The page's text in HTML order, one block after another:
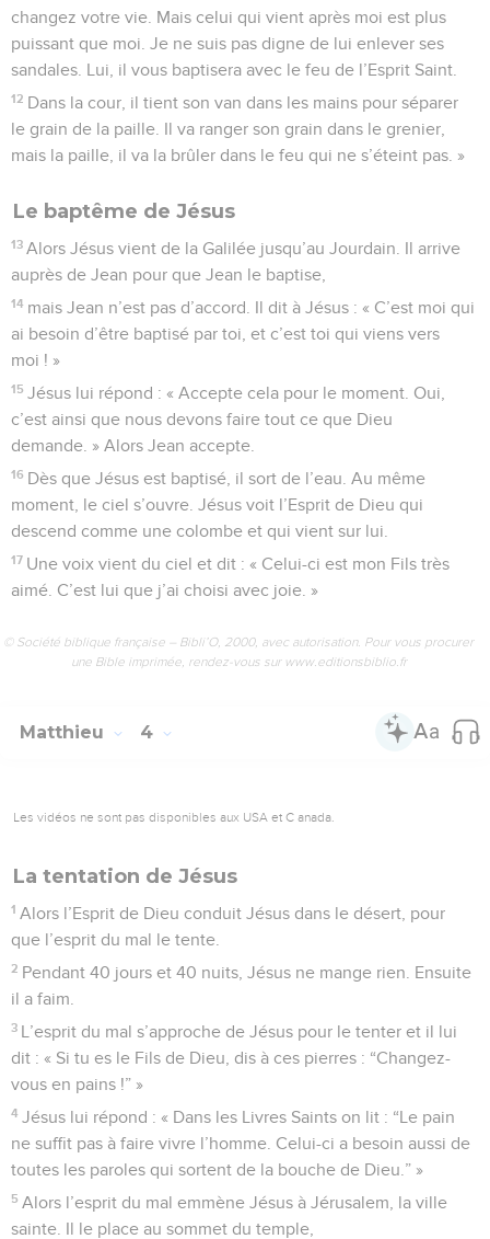
changez votre vie. Mais celui qui vient après moi est plus
puissant que moi. Je ne suis pas digne de lui enlever ses
sandales. Lui, il vous baptisera avec le feu de l’Esprit Saint.
12 Dans la cour, il tient son van dans les mains pour séparer
le grain de la paille. Il va ranger son grain dans le grenier,
mais la paille, il va la brûler dans le feu qui ne s’éteint pas. »
Le baptême de Jésus
13 Alors Jésus vient de la Galilée jusqu’au Jourdain. Il arrive
auprès de Jean pour que Jean le baptise,
14 mais Jean n’est pas d’accord. Il dit à Jésus : « C’est moi qui
ai besoin d’être baptisé par toi, et c’est toi qui viens vers
moi ! »
15 Jésus lui répond : « Accepte cela pour le moment. Oui,
c’est ainsi que nous devons faire tout ce que Dieu
demande. » Alors Jean accepte.
16 Dès que Jésus est baptisé, il sort de l’eau. Au même
moment, le ciel s’ouvre. Jésus voit l’Esprit de Dieu qui
descend comme une colombe et qui vient sur lui.
17 Une voix vient du ciel et dit : « Celui-ci est mon Fils très
aimé. C’est lui que j’ai choisi avec joie. »
© Société biblique française – Bibli’O, 2000, avec autorisation. Pour vous procurer
une Bible imprimée, rendez-vous sur www.editionsbiblio.fr
Matthieu 4
Les vidéos ne sont pas disponibles aux USA et C anada.
La tentation de Jésus
1 Alors l’Esprit de Dieu conduit Jésus dans le désert, pour
que l’esprit du mal le tente.
2 Pendant 40 jours et 40 nuits, Jésus ne mange rien. Ensuite
il a faim.
3 L’esprit du mal s’approche de Jésus pour le tenter et il lui
dit : « Si tu es le Fils de Dieu, dis à ces pierres : “Changez-
vous en pains !” »
4 Jésus lui répond : « Dans les Livres Saints on lit : “Le pain
ne suffit pas à faire vivre l’homme. Celui-ci a besoin aussi de
toutes les paroles qui sortent de la bouche de Dieu.” »
5 Alors l’esprit du mal emmène Jésus à Jérusalem, la ville
sainte. Il le place au sommet du temple,